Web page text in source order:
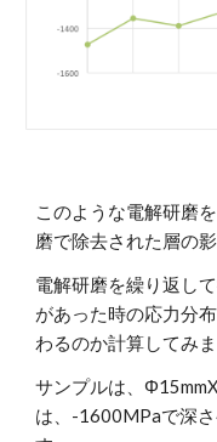
このような電解研磨
磨で除去された層の
電解研磨を繰り返し
があった時の応力分
わるのか計算してみま
サンプルは、
は、-1600MPaで深